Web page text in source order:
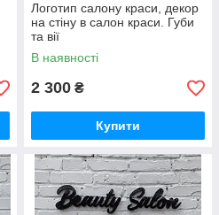
Логотип салону краси, декор
на стіну в салон краси. Губи
та вії
В наявності
2 300 ₴
Купити